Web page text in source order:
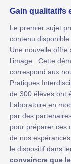
Gain qualitatifs
Le premier sujet
contenu
Une nouvelle offre
l’image. Cette
correspond aux
Pratiques
de 300 élèves ont
Laboratoire en
par des
pour préparer ces
de nos
le dispositif dans
convaincre que